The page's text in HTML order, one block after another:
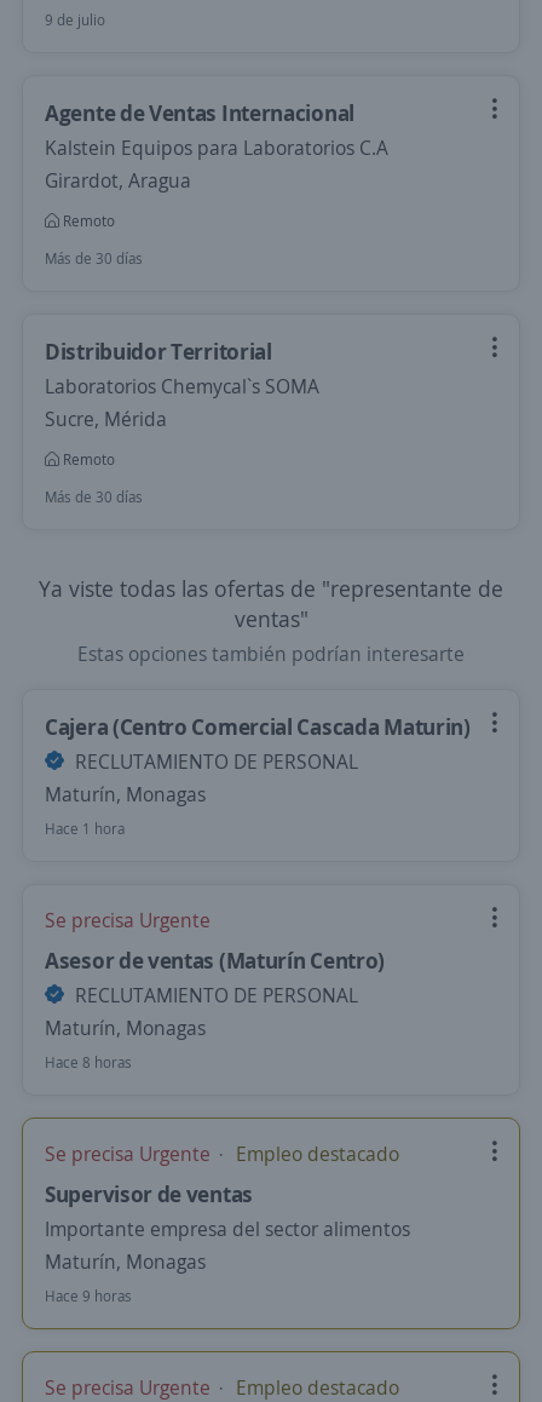
9 de julio
Agente de Ventas Internacional
Kalstein Equipos para Laboratorios C.A
Girardot, Aragua
Remoto
Más de 30 días
Distribuidor Territorial
Laboratorios Chemycal`s SOMA
Sucre, Mérida
Remoto
Más de 30 días
Ya viste todas las ofertas de "representante de
ventas"
Estas opciones también podrían interesarte
Cajera (Centro Comercial Cascada Maturin)
RECLUTAMIENTO DE PERSONAL
Maturín, Monagas
Hace 1 hora
Se precisa Urgente
Asesor de ventas (Maturín Centro)
RECLUTAMIENTO DE PERSONAL
Maturín, Monagas
Hace 8 horas
Se precisa Urgente Empleo destacado
Supervisor de ventas
Importante empresa del sector alimentos
Maturín, Monagas
Hace 9 horas
Se precisa Urgente Empleo destacado